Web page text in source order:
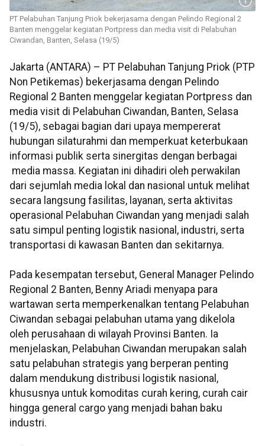
PT Pelabuhan Tanjung Priok bekerjasama dengan Pelindo Regional 2
Banten menggelar kegiatan Portpress dan media visit di Pelabuhan
Ciwandan, Banten, Selasa (19/5)
Jakarta (ANTARA) – PT Pelabuhan Tanjung Priok (PTP
Non Petikemas) bekerjasama dengan Pelindo
Regional 2 Banten menggelar kegiatan Portpress dan
media visit di Pelabuhan Ciwandan, Banten, Selasa
(19/5), sebagai bagian dari upaya mempererat
hubungan silaturahmi dan memperkuat keterbukaan
informasi publik serta sinergitas dengan berbagai
media massa. Kegiatan ini dihadiri oleh perwakilan
dari sejumlah media lokal dan nasional untuk melihat
secara langsung fasilitas, layanan, serta aktivitas
operasional Pelabuhan Ciwandan yang menjadi salah
satu simpul penting logistik nasional, industri, serta
transportasi di kawasan Banten dan sekitarnya.
Pada kesempatan tersebut, General Manager Pelindo
Regional 2 Banten, Benny Ariadi menyapa para
wartawan serta memperkenalkan tentang Pelabuhan
Ciwandan sebagai pelabuhan utama yang dikelola
oleh perusahaan di wilayah Provinsi Banten. Ia
menjelaskan, Pelabuhan Ciwandan merupakan salah
satu pelabuhan strategis yang berperan penting
dalam mendukung distribusi logistik nasional,
khususnya untuk komoditas curah kering, curah cair
hingga general cargo yang menjadi bahan baku
industri.